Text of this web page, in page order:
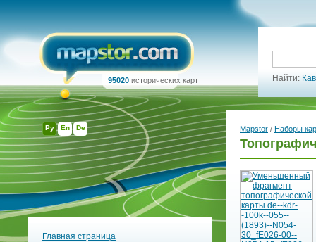
Ру En De
95020 исторических карт Найти:
Главная страница
Mapstor / Наборы